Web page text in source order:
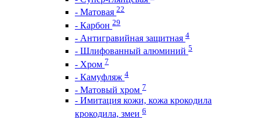
- Матовая 22
- Карбон 29
- Антигравийная защитная 4
- Шлифованный алюминий 5
- Хром 7
- Камуфляж 4
- Матовый хром 7
- Имитация кожи, кожа крокодила
крокодила, змеи 6